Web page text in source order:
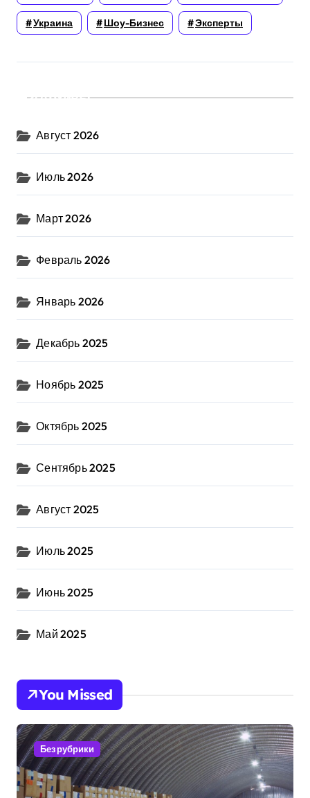
Украина Шоу-Бизнес Эксперты
Архивы
Август 2026
Июль 2026
Март 2026
Февраль 2026
Январь 2026
Декабрь 2025
Ноябрь 2025
Октябрь 2025
Сентябрь 2025
Август 2025
Июль 2025
Июнь 2025
Май 2025
You Missed
Без рубрики